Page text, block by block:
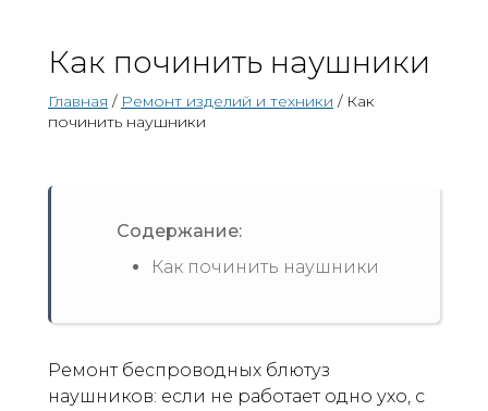
Как починить наушники
Главная / Ремонт изделий и техники / Как
починить наушники
Содержание:
Как починить наушники
Ремонт беспроводных блютуз
наушников: если не работает одно ухо, с